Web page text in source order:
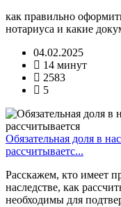
как правильно
нотариуса и какие
04.02.2025
14 минут
2583
5
Обязательная доля в
рассчитываетс...
Расскажем, кто имеет
наследстве, как
необходимы для